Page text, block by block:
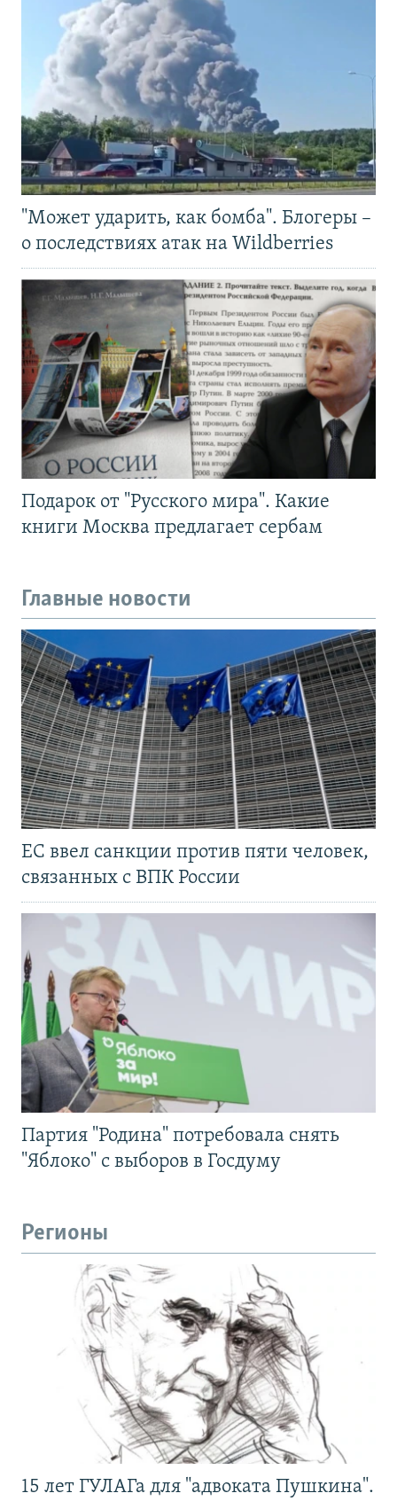
"Может ударить, как бомба". Блогеры –
о последствиях атак на Wildberries
Подарок от "Русского мира". Какие
книги Москва предлагает сербам
Главные новости
ЕС ввел санкции против пяти человек,
связанных с ВПК России
Партия "Родина" потребовала снять
"Яблоко" с выборов в Госдуму
Регионы
15 лет ГУЛАГа для "адвоката Пушкина".